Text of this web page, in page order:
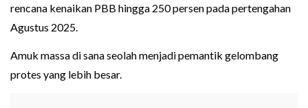
rencana kenaikan PBB hingga 250 persen pada pertengahan
Agustus 2025.
Amuk massa di sana seolah menjadi pemantik gelombang
protes yang lebih besar.